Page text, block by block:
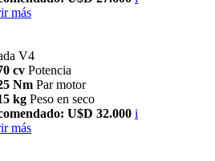
más
V4
cv Potencia
Nm Par motor
kg Peso en seco
U$D 32.000 i
más